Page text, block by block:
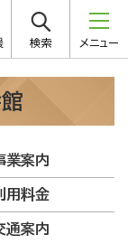
検索 メニュー
業案内
用料金
通案内